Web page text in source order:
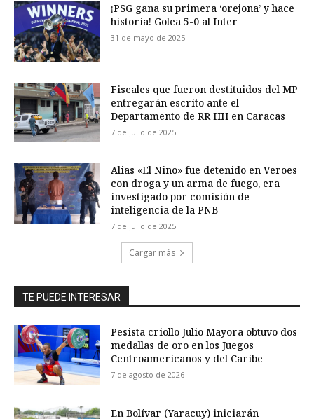
¡PSG gana su primera ‘orejona’ y hace
historia! Golea 5-0 al Inter
31 de mayo de 2025
Fiscales que fueron destituidos del MP
entregarán escrito ante el
Departamento de RR HH en Caracas
7 de julio de 2025
Alias «El Niño» fue detenido en Veroes
con droga y un arma de fuego, era
investigado por comisión de
inteligencia de la PNB
7 de julio de 2025
Cargar más
TE PUEDE INTERESAR
Pesista criollo Julio Mayora obtuvo dos
medallas de oro en los Juegos
Centroamericanos y del Caribe
7 de agosto de 2026
En Bolívar (Yaracuy) iniciarán